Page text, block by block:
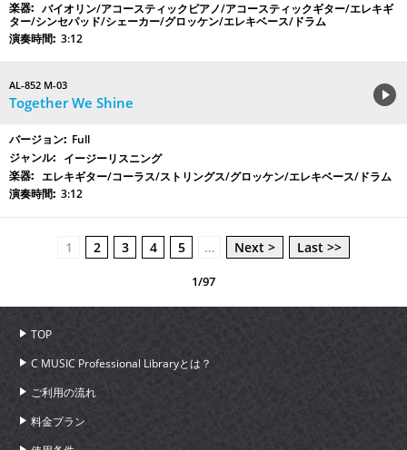
バイオリン/アコースティックピアノ/アコースティックギター/エレキギ
ター/シンセパッド/シェーカー/グロッケン/エレキベース/ドラム
3:12
AL-852 M-03
Together We Shine
Full
イージーリスニング
エレキギター/コーラス/ストリングス/グロッケン/エレキベース/ドラム
3:12
1 2 3 4 5 … Next > Last >>
1/97
TOP
C MUSIC Professional Libraryとは？
ご利用の流れ
料金プラン